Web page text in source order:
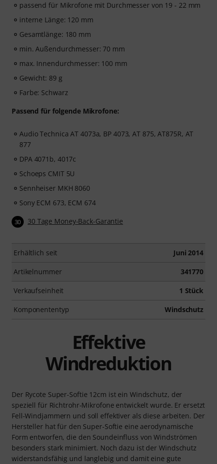
passend für Mikrofone mit Durchmesser von 19 - 22 mm
interne Länge: 120 mm
Gesamtlänge: 180 mm
min. Außendurchmesser: 70 mm
max. Innendurchmesser: 100 mm
Gewicht: 89 g
Farbe: Schwarz
Passend für folgende Mikrofone:
Audio Technica AT 4073a, BP 4073, AT 875, AT875R, AT
877
DPA 4071b, 4017c
Schoeps CMIT 5U
Sennheiser MKH 8060
Sony ECM 673, ECM 674
30 30 Tage Money-Back-Garantie
Erhältlich seit Juni 2014
Artikelnummer 341770
Verkaufseinheit 1 Stück
Komponententyp Windschutz
Effektive
Windreduktion
Der Rycote Super-Softie 12cm ist ein Windschutz, der
speziell für Richtrohr-Mikrofone entwickelt wurde. Er ersetzt
Fell-Windjammern und soll effektiver als diese arbeiten. Der
Hersteller hat für den Super-Softie eine aerodynamische
Form entworfen, die den Soundeinfluss von Windströmen
besonders stark minimiert. Noch dazu ist der Windschutz
widerstandsfähig und langlebig und damit eine gute